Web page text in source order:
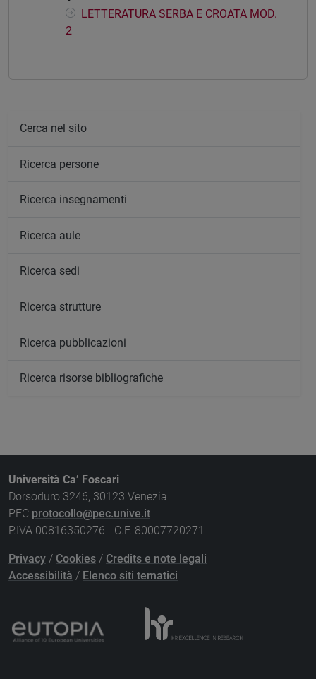
LETTERATURA SERBA E CROATA MOD.
2
Cerca nel sito
Ricerca persone
Ricerca insegnamenti
Ricerca aule
Ricerca sedi
Ricerca strutture
Ricerca pubblicazioni
Ricerca risorse bibliografiche
Università Ca’ Foscari
Dorsoduro 3246, 30123 Venezia
PEC protocollo@pec.unive.it
P.IVA 00816350276 - C.F. 80007720271
Privacy / Cookies / Credits e note legali
Accessibilità / Elenco siti tematici